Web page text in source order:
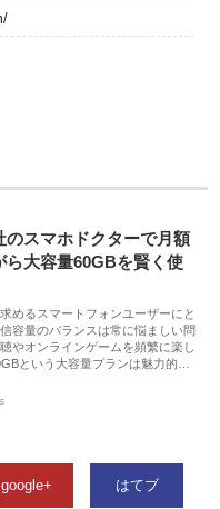
のスマホドクターで月額
ら大容量60GBを賢く使
めるスマートフォンユーザーにと
容量のバランスは常に悩ましい問
やオンラインゲームを頻繁に楽し
という大容量プランは魅力的…
google+ はてブ